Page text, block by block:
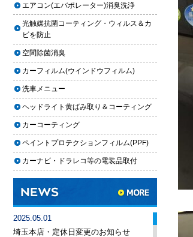
車のドアロック修理の料金と作業
手順
【2026年最新】車の花粉シミを
「科学」で制す。雨上がりの固着
を防ぐ「足軽加工」と抗酸化防衛
論
車内クリーニングは自分ででき
る？DIY清掃と業者依頼の違い・限
界を徹底解説
車内クリーニングで失敗する人の
共通点｜やってはいけない5つの判
断ミス
後悔しないために必ず確認すべき5
つのポイント
エアコン(エバポレーター)消臭洗浄
光触媒抗菌コーティング・ウィルス＆カ
ビを防止
空間除菌消臭
カーフィルム(ウインドウフィルム)
洗車メニュー
ヘッドライト黄ばみ取り＆コーティング
カーコーティング
ペイントプロテクションフィルム(PPF)
カーナビ・ドラレコ等の電装品取付
2025.05.01
埼玉本店・定休日変更のお知らせ